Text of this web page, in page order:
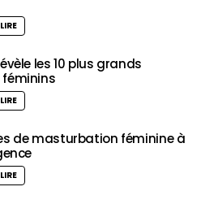
les 10 plus grands
de masturbation féminine à